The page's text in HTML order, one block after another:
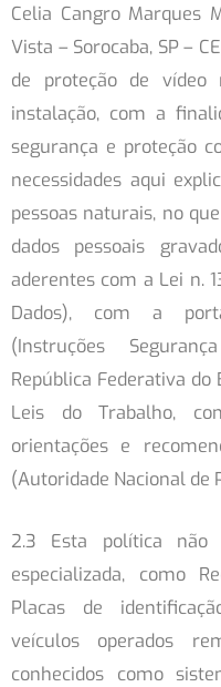
Celia Cangro Marques
Vista – Sorocaba, SP –
de proteção de vídeo
instalação, com a
segurança e proteção
necessidades aqui
pessoas naturais, no
dados pessoais
aderentes com a Lei n.
Dados), com a
(Instruções
República Federativa do
Leis do Trabalho,
orientações e
(Autoridade Nacional de
2.3 Esta política não
especializada, como
Placas de
veículos operados
conhecidos como